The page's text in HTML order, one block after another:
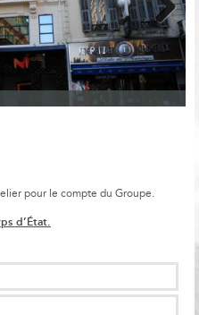
Next
pour le compte du Groupe.
d’État.